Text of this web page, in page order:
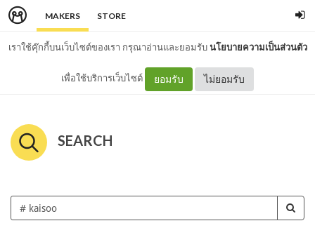
MAKERS STORE
เราใช้คุ๊กกี้บนเว็บไซต์ของเรา กรุณาอ่านและยอมรับนโยบายความเป็นส่วนตัว
เพื่อใช้บริการเว็บไซต์ ยอมรับ ไม่ยอมรับ
SEARCH